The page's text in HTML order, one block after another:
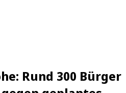
Rund 300 Bürger